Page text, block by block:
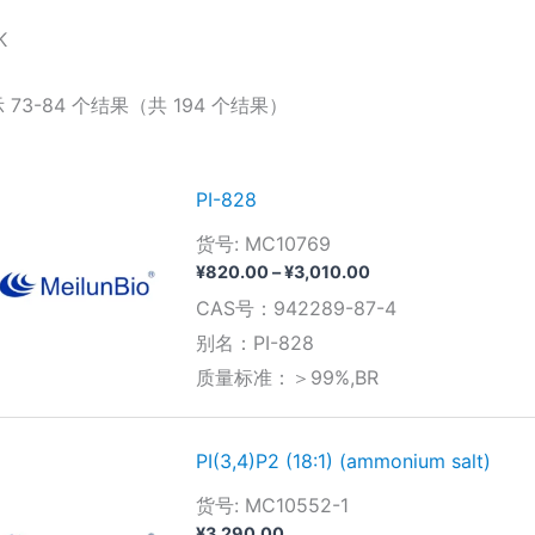
73-84 个结果（共 194 个结果）
PI-828
货号: MC10769
¥820.00–¥3,010.00价
范
至
CAS号：942289-87-4
别名：PI-828
质量标准：＞99%,BR
PI(3,4)P2 (18:1) (ammonium salt)
货号: MC10552-1